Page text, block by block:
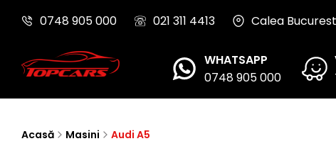
0748 905 000 021 311 4413 Calea
WHATSAPP
0748 905 000
Acasă Masini Audi A5